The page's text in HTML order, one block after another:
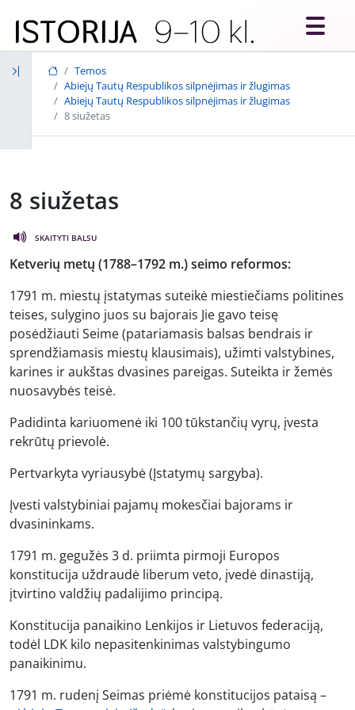
Temos
Abiejų Tautų Respublikos silpnėjimas ir žlugimas
Abiejų Tautų Respublikos silpnėjimas ir žlugimas
8 siužetas
8 siužetas
SKAITYTI BALSU
Ketverių metų (1788–1792 m.) seimo reformos:
1791 m. miestų įstatymas suteikė miestiečiams politines
teises, sulygino juos su bajorais Jie gavo teisę
posėdžiauti Seime (patariamasis balsas bendrais ir
sprendžiamasis miestų klausimais), užimti valstybines,
karines ir aukštas dvasines pareigas. Suteikta ir žemės
nuosavybės teisė.
Padidinta kariuomenė iki 100 tūkstančių vyrų, įvesta
rekrūtų prievolė.
Pertvarkyta vyriausybė (Įstatymų sargyba).
Įvesti valstybiniai pajamų mokesčiai bajorams ir
dvasininkams.
1791 m. gegužės 3 d. priimta pirmoji Europos
konstitucija uždraudė liberum veto, įvedė dinastiją,
įtvirtino valdžių padalijimo principą.
Konstitucija panaikino Lenkijos ir Lietuvos federaciją,
todėl LDK kilo nepasitenkinimas valstybingumo
panaikinimu.
1791 m. rudenį Seimas priėmė konstitucijos pataisą –